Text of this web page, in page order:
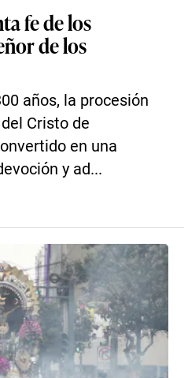
fe de los
de los
años, la procesión
Cristo de
en una
y ad...